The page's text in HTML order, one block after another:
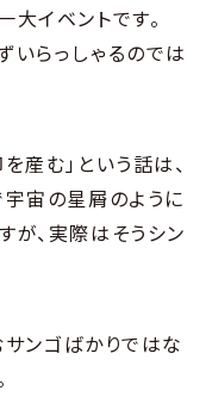
イベントです。
らっしゃるのでは
産む」という話は、
宙の星屑のように
、実際はそうシン
ンゴばかりではな